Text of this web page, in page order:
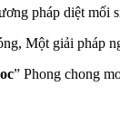
pháp diệt mối
Một giải pháp
” Phong chong